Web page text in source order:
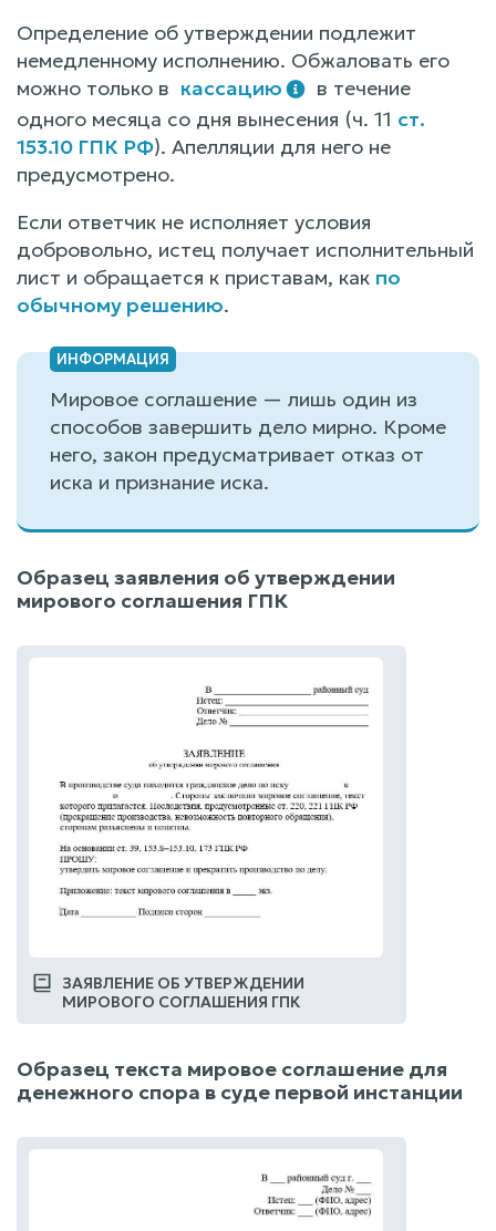
Определение об утверждении подлежит
немедленному исполнению. Обжаловать его
можно только в кассацию
в течение
одного месяца со дня вынесения (ч. 11 ст.
153.10 ГПК РФ). Апелляции для него не
предусмотрено.
Если ответчик не исполняет условия
добровольно, истец получает исполнительный
лист и обращается к приставам, как по
обычному решению.
Мировое соглашение — лишь один из
способов завершить дело мирно. Кроме
него, закон предусматривает отказ от
иска и признание иска.
Образец заявления об утверждении
мирового соглашения ГПК
ЗАЯВЛЕНИЕ ОБ УТВЕРЖДЕНИИ
МИРОВОГО СОГЛАШЕНИЯ ГПК
Образец текста мировое соглашение для
денежного спора в суде первой инстанции